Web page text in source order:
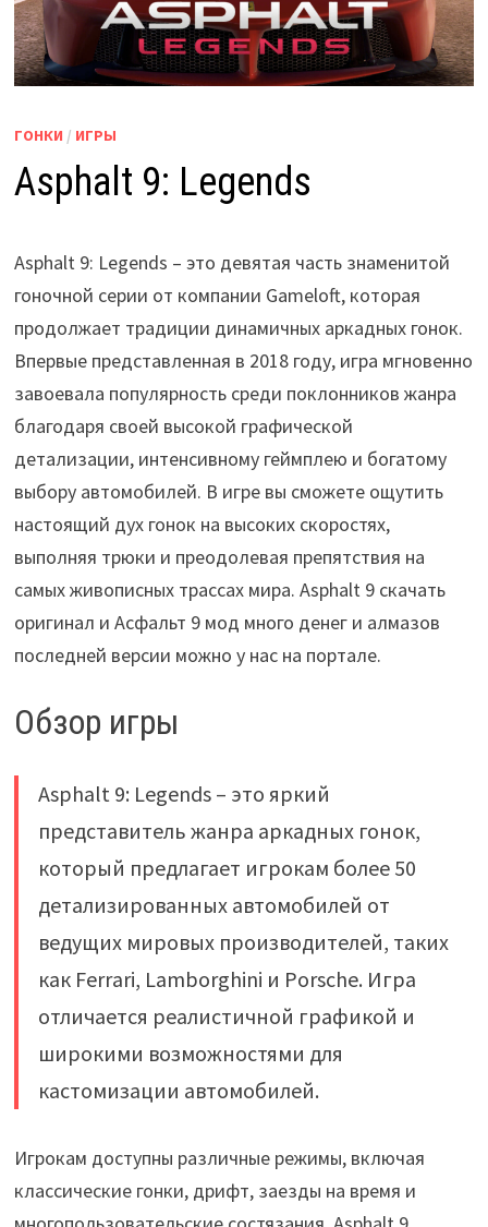
ГОНКИ / ИГРЫ
Asphalt 9: Legends
Asphalt 9: Legends – это девятая часть знаменитой
гоночной серии от компании Gameloft, которая
продолжает традиции динамичных аркадных гонок.
Впервые представленная в 2018 году, игра мгновенно
завоевала популярность среди поклонников жанра
благодаря своей высокой графической
детализации, интенсивному геймплею и богатому
выбору автомобилей. В игре вы сможете ощутить
настоящий дух гонок на высоких скоростях,
выполняя трюки и преодолевая препятствия на
самых живописных трассах мира. Asphalt 9 скачать
оригинал и Асфальт 9 мод много денег и алмазов
последней версии можно у нас на портале.
Обзор игры
Asphalt 9: Legends – это яркий
представитель жанра аркадных гонок,
который предлагает игрокам более 50
детализированных автомобилей от
ведущих мировых производителей, таких
как Ferrari, Lamborghini и Porsche. Игра
отличается реалистичной графикой и
широкими возможностями для
кастомизации автомобилей.
Игрокам доступны различные режимы, включая
классические гонки, дрифт, заезды на время и